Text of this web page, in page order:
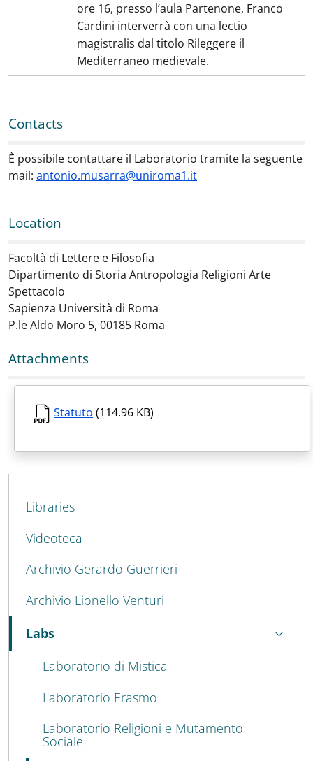
ore 16, presso l’aula Partenone, Franco
Cardini interverrà con una lectio
magistralis dal titolo Rileggere il
Mediterraneo medievale.
Contacts
È possibile contattare il Laboratorio tramite la seguente
mail: antonio.musarra@uniroma1.it
Location
Facoltà di Lettere e Filosofia
Dipartimento di Storia Antropologia Religioni Arte
Spettacolo
Sapienza Università di Roma
P.le Aldo Moro 5, 00185 Roma
Attachments
Statuto (114.96 KB)
MENU CEV SECOND NAVIGATION
Libraries
Videoteca
Archivio Gerardo Guerrieri
Archivio Lionello Venturi
Labs
Active
Laboratorio di Mistica
Laboratorio Erasmo
Laboratorio Religioni e Mutamento
Sociale